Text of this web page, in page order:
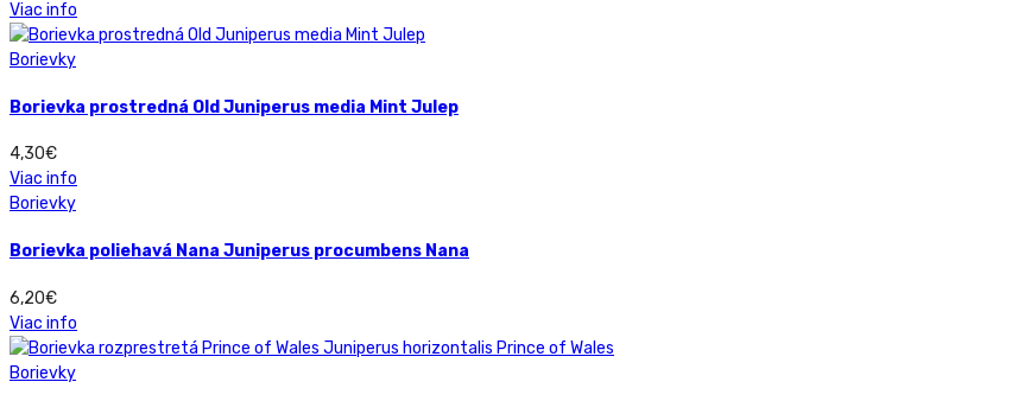
Viac info
Borievky
Borievka prostredná Old Juniperus media Mint Julep
4,30€
Viac info
Borievky
Borievka poliehavá Nana Juniperus procumbens Nana
6,20€
Viac info
Borievky